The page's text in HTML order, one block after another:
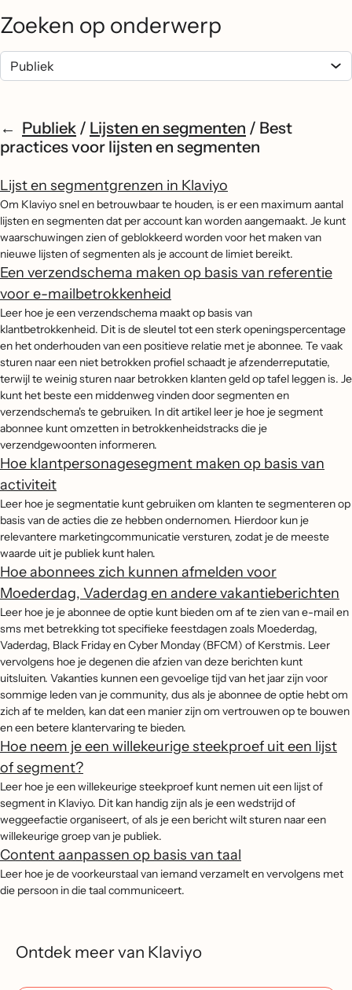
Zoeken op onderwerp
Publiek / Lijsten en segmenten / Best
practices voor lijsten en segmenten
Lijst en segmentgrenzen in Klaviyo
Om Klaviyo snel en betrouwbaar te houden, is er een maximum aantal
lijsten en segmenten dat per account kan worden aangemaakt. Je kunt
waarschuwingen zien of geblokkeerd worden voor het maken van
nieuwe lijsten of segmenten als je account de limiet bereikt.
Een verzendschema maken op basis van referentie
voor e-mailbetrokkenheid
Leer hoe je een verzendschema maakt op basis van
klantbetrokkenheid. Dit is de sleutel tot een sterk openingspercentage
en het onderhouden van een positieve relatie met je abonnee. Te vaak
sturen naar een niet betrokken profiel schaadt je afzenderreputatie,
terwijl te weinig sturen naar betrokken klanten geld op tafel leggen is. Je
kunt het beste een middenweg vinden door segmenten en
verzendschema's te gebruiken. In dit artikel leer je hoe je segment
abonnee kunt omzetten in betrokkenheidstracks die je
verzendgewoonten informeren.
Hoe klantpersonagesegment maken op basis van
activiteit
Leer hoe je segmentatie kunt gebruiken om klanten te segmenteren op
basis van de acties die ze hebben ondernomen. Hierdoor kun je
relevantere marketingcommunicatie versturen, zodat je de meeste
waarde uit je publiek kunt halen.
Hoe abonnees zich kunnen afmelden voor
Moederdag, Vaderdag en andere vakantieberichten
Leer hoe je je abonnee de optie kunt bieden om af te zien van e-mail en
sms met betrekking tot specifieke feestdagen zoals Moederdag,
Vaderdag, Black Friday en Cyber Monday (BFCM) of Kerstmis. Leer
vervolgens hoe je degenen die afzien van deze berichten kunt
uitsluiten. Vakanties kunnen een gevoelige tijd van het jaar zijn voor
sommige leden van je community, dus als je abonnee de optie hebt om
zich af te melden, kan dat een manier zijn om vertrouwen op te bouwen
en een betere klantervaring te bieden.
Hoe neem je een willekeurige steekproef uit een lijst
of segment?
Leer hoe je een willekeurige steekproef kunt nemen uit een lijst of
segment in Klaviyo. Dit kan handig zijn als je een wedstrijd of
weggeefactie organiseert, of als je een bericht wilt sturen naar een
willekeurige groep van je publiek.
Content aanpassen op basis van taal
Leer hoe je de voorkeurstaal van iemand verzamelt en vervolgens met
die persoon in die taal communiceert.
Ontdek meer van Klaviyo